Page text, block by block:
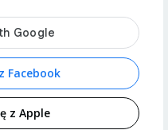
Facebook
z Apple